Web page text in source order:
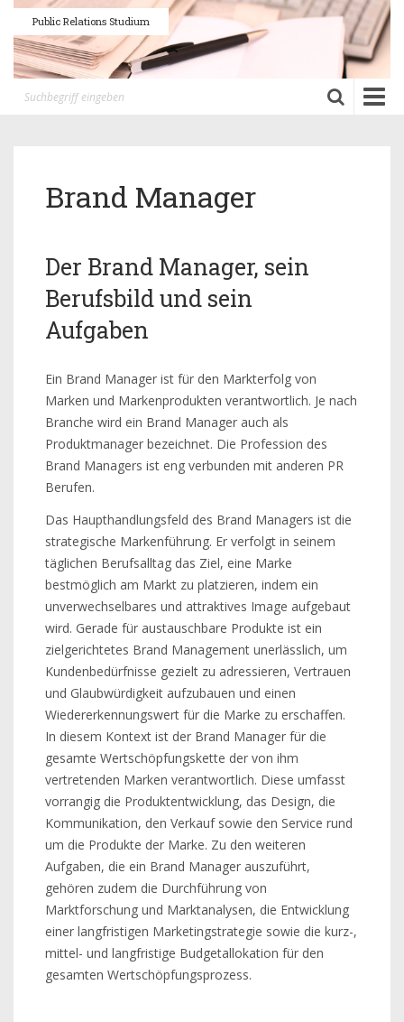
Public Relations Studium
Toggle
Brand Manager
Der Brand Manager, sein
Berufsbild und sein
Aufgaben
Ein Brand Manager ist für den Markterfolg von
Marken und Markenprodukten verantwortlich. Je nach
Branche wird ein Brand Manager auch als
Produktmanager bezeichnet. Die Profession des
Brand Managers ist eng verbunden mit anderen PR
Berufen.
Das Haupthandlungsfeld des Brand Managers ist die
strategische Markenführung. Er verfolgt in seinem
täglichen Berufsalltag das Ziel, eine Marke
bestmöglich am Markt zu platzieren, indem ein
unverwechselbares und attraktives Image aufgebaut
wird. Gerade für austauschbare Produkte ist ein
zielgerichtetes Brand Management unerlässlich, um
Kundenbedürfnisse gezielt zu adressieren, Vertrauen
und Glaubwürdigkeit aufzubauen und einen
Wiedererkennungswert für die Marke zu erschaffen.
In diesem Kontext ist der Brand Manager für die
gesamte Wertschöpfungskette der von ihm
vertretenden Marken verantwortlich. Diese umfasst
vorrangig die Produktentwicklung, das Design, die
Kommunikation, den Verkauf sowie den Service rund
um die Produkte der Marke. Zu den weiteren
Aufgaben, die ein Brand Manager auszuführt,
gehören zudem die Durchführung von
Marktforschung und Marktanalysen, die Entwicklung
einer langfristigen Marketingstrategie sowie die kurz-,
mittel- und langfristige Budgetallokation für den
gesamten Wertschöpfungsprozess.